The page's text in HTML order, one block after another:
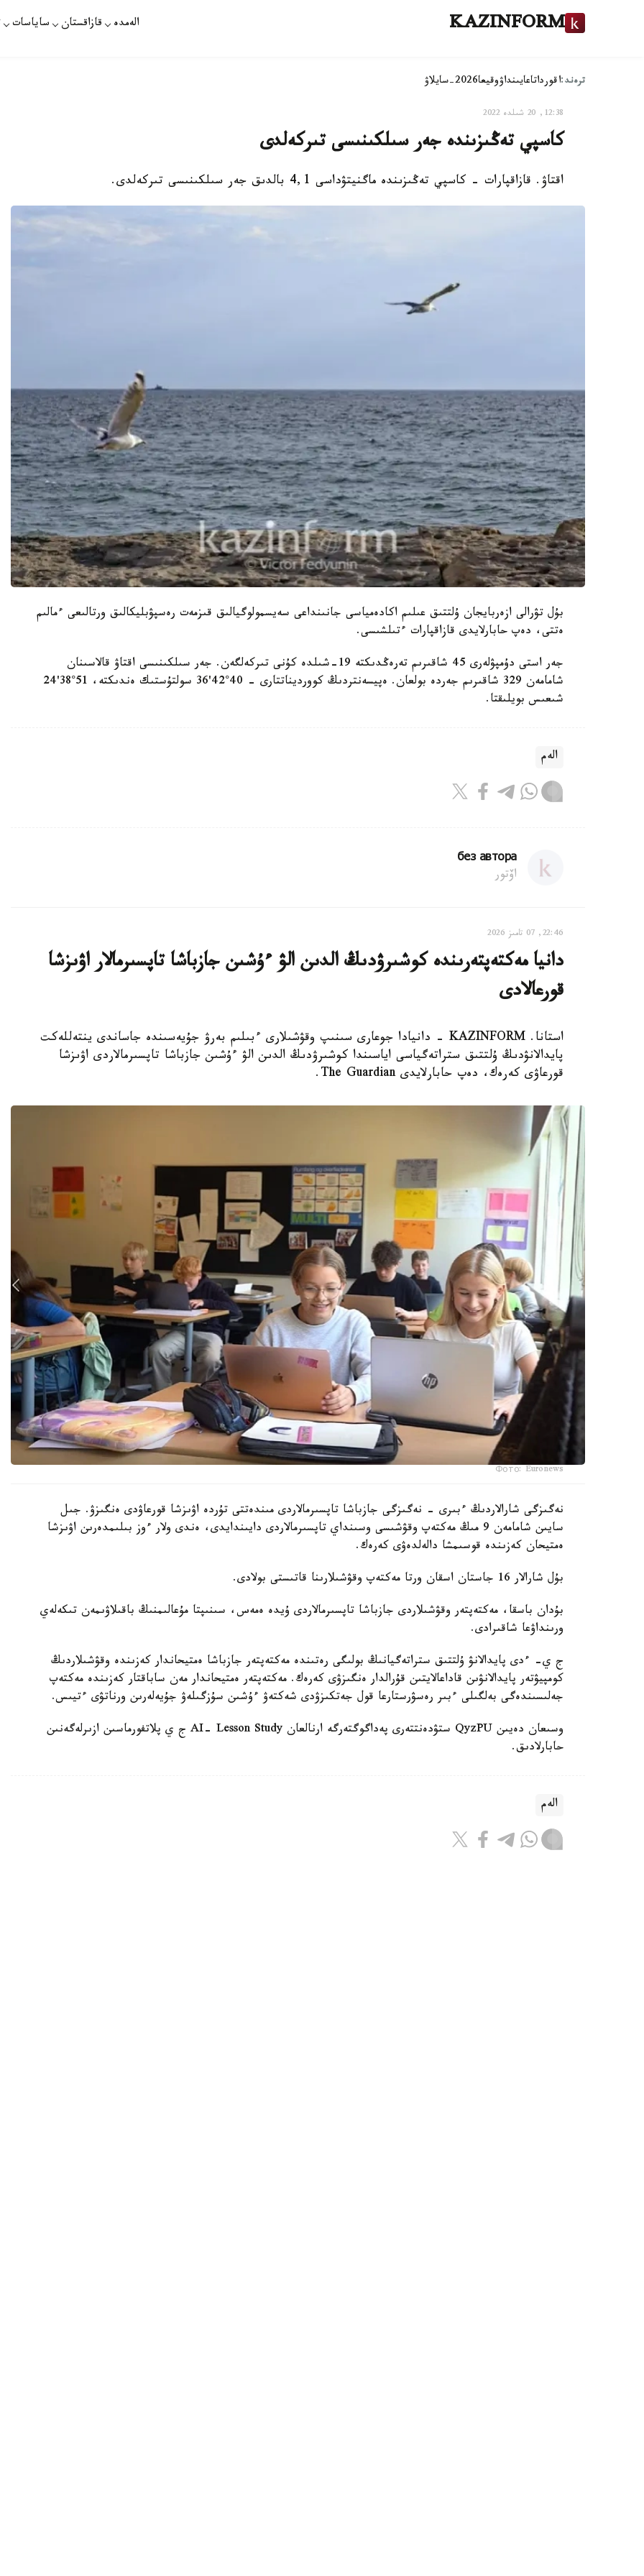
KAZINFORM الەمدە قازاقستان ساياسات
ترەند:اقورداتاعايىنداۋوقيعا2026-سايلاۋ
12:38, 20 شىلدە 2022
كاسپي تەڭىزىندە جەر سىلكىنىسى تىركەلدى
اقتاۋ. قازاقپارات - كاسپي تەڭىزىندە ماگنيتۋداسى 4,1 بالدىق جەر سىلكىنىسى تىركەلدى.
بۇل تۋرالى ازەربايجان ۇلتتىق عىلىم اكادەمياسى جانىنداعى سەيسمولوگيالىق قىزمەت رەسپۋبليكالىق ورتالىعى ءمالىم
ەتتى، دەپ حابارلايدى قازاقپارات ءتىلشىسى.
جەر استى دۇمپۋلەرى 45 شاقىرىم تەرەڭدىكتە 19-شىلدە كۇنى تىركەلگەن. جەر سىلكىنىسى اقتاۋ قالاسىنان
شامامەن 329 شاقىرىم جەردە بولعان. ەپيسەنتردىڭ كوورديناتتارى - 40°42'36 سولتۇستىك ەندىكتە، 51°38'24
شىعىس بويلىقتا.
الەم
без автора
اۆتور
22:46, 07 تامىز 2026
دانيا مەكتەپتەرىندە كوشىرۋدىڭ الدىن الۋ ءۇشىن جازباشا تاپسىرمالار اۋىزشا
قورعالادى
استانا. KAZINFORM - دانيادا جوعارى سىنىپ وقۋشىلارى ءبىلىم بەرۋ جۇيەسىندە جاساندى ينتەللەكت
پايدالانۋدىڭ ۇلتتىق ستراتەگياسى اياسىندا كوشىرۋدىڭ الدىن الۋ ءۇشىن جازباشا تاپسىرمالاردى اۋىزشا
قورعاۋى كەرەك، دەپ حابارلايدى The Guardian.
Фото: Euronews
نەگىزگى شارالاردىڭ ءبىرى - نەگىزگى جازباشا تاپسىرمالاردى مىندەتتى تۇردە اۋىزشا قورعاۋدى ەنگىزۋ. جىل
سايىن شامامەن 9 مىڭ مەكتەپ وقۋشىسى وسىنداي تاپسىرمالاردى دايىندايدى، ەندى ولار ءوز بىلىمدەرىن اۋىزشا
ەمتيحان كەزىندە قوسىمشا دالەلدەۋى كەرەك.
بۇل شارالار 16 جاستان اسقان ورتا مەكتەپ وقۋشىلارىنا قاتىستى بولادى.
بۇدان باسقا، مەكتەپتەر وقۋشىلاردى جازباشا تاپسىرمالاردى ۇيدە ەمەس، سىنىپتا مۇعالىمنىڭ باقىلاۋىمەن تىكەلەي
ورىنداۋعا شاقىرادى.
ج ي- ءدى پايدالانۋ ۇلتتىق ستراتەگيانىڭ بولىگى رەتىندە مەكتەپتەر جازباشا ەمتيحاندار كەزىندە وقۋشىلاردىڭ
كومپيۋتەر پايدالانۋىن قاداعالايتىن قۇرالدار ەنگىزۋى كەرەك. مەكتەپتەر ەمتيحاندار مەن ساباقتار كەزىندە مەكتەپ
جەلىسىندەگى بەلگىلى ءبىر رەسۋرستارعا قول جەتكىزۋدى شەكتەۋ ءۇشىن سۇزگىلەۋ جۇيەلەرىن ورناتۋى ءتيىس.
وسىعان دەيىن QyzPU ستۋدەنتتەرى پەداگوگتەرگە ارنالعان AI- Lesson Study ج ي پلاتفورماسىن ازىرلەگەنىن
حابارلادىق.
الەم